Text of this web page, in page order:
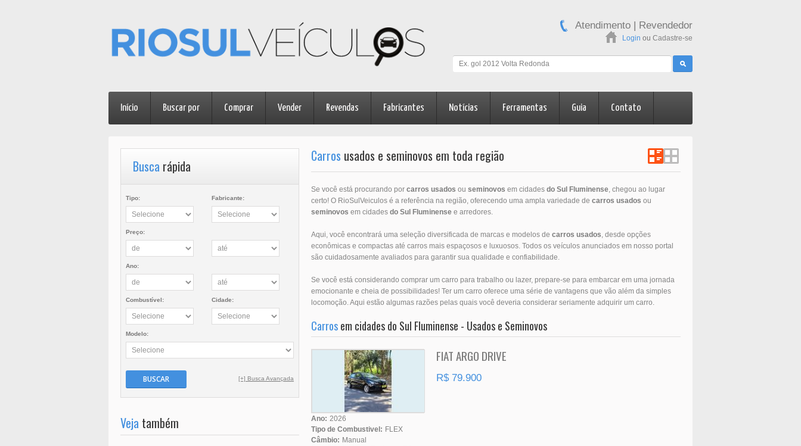
Atendimento | Revendedor
Login ou Cadastre-se
Início Buscar por Comprar Vender Revendas Fabricantes Notícias Ferramentas Guia Contato
Carros usados e seminovos em toda região
Se você está procurando por carros usados ou seminovos em cidades do Sul Fluminense, chegou ao lugar
certo! O RioSulVeiculos é a referência na região, oferecendo uma ampla variedade de carros usados ou
seminovos em cidades do Sul Fluminense e arredores.
Aqui, você encontrará uma seleção diversificada de marcas e modelos de carros usados, desde opções
econômicas e compactas até carros mais espaçosos e luxuosos. Todos os veículos anunciados em nosso portal
são cuidadosamente avaliados para garantir sua qualidade e confiabilidade.
Se você está considerando comprar um carro para trabalho ou lazer, prepare-se para embarcar em uma jornada
emocionante e cheia de possibilidades! Ter um carro oferece uma série de vantagens que vão além da simples
locomoção. Aqui estão algumas razões pelas quais você deveria considerar seriamente adquirir um carro.
Carrosem cidades do Sul Fluminense - Usados e Seminovos
FIAT ARGO DRIVE
R$ 79.900
Ano: 2026
Tipo de Combustivel: FLEX
Câmbio: Manual
Busca rápida
Tipo: Fabricante:
Preço:
Ano:
Combustível: Cidade:
Modelo:
BUSCAR [+] Busca Avançada
Veja também